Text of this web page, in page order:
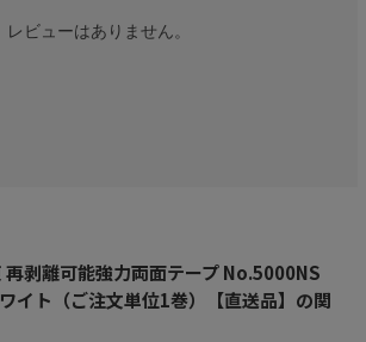
レビューはありません。
再剥離可能強力両面テープ No.5000NS
ト（ご注文単位1巻）【直送品】の関